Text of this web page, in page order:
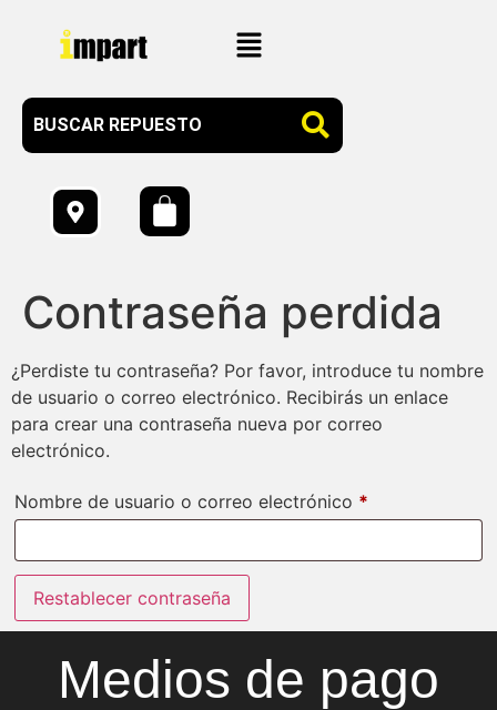
Contraseña perdida
¿Perdiste tu contraseña? Por favor, introduce tu nombre
de usuario o correo electrónico. Recibirás un enlace
para crear una contraseña nueva por correo
electrónico.
Nombre de usuario o correo electrónico *
Restablecer contraseña
Medios de pago